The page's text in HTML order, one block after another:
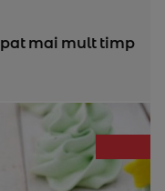
mai mult timp